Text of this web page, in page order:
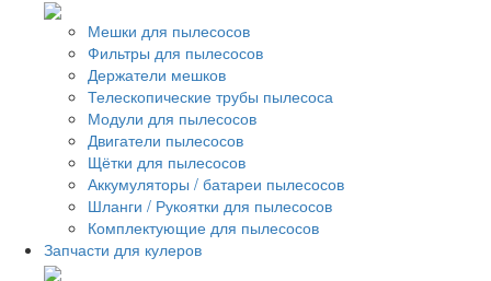
Мешки для пылесосов
Фильтры для пылесосов
Держатели мешков
Телескопические трубы пылесоса
Модули для пылесосов
Двигатели пылесосов
Щётки для пылесосов
Аккумуляторы / батареи пылесосов
Шланги / Рукоятки для пылесосов
Комплектующие для пылесосов
Запчасти для кулеров